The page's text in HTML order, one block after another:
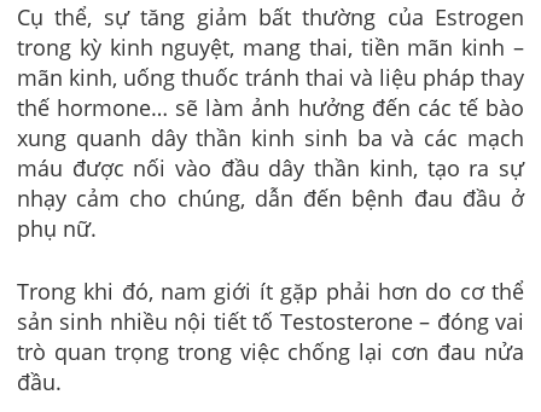
Cụ thể, sự tăng giảm bất thường của Estrogen
trong kỳ kinh nguyệt, mang thai, tiền mãn kinh –
mãn kinh, uống thuốc tránh thai và liệu pháp thay
thế hormone… sẽ làm ảnh hưởng đến các tế bào
xung quanh dây thần kinh sinh ba và các mạch
máu được nối vào đầu dây thần kinh, tạo ra sự
nhạy cảm cho chúng, dẫn đến bệnh đau đầu ở
phụ nữ.
Trong khi đó, nam giới ít gặp phải hơn do cơ thể
sản sinh nhiều nội tiết tố Testosterone – đóng vai
trò quan trọng trong việc chống lại cơn đau nửa
đầu.